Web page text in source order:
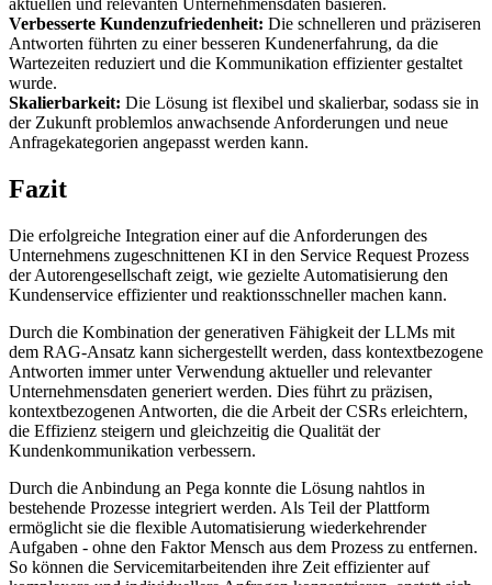
aktuellen und relevanten Unternehmensdaten basieren.
Verbesserte Kundenzufriedenheit: Die schnelleren und präziseren
Antworten führten zu einer besseren Kundenerfahrung, da die
Wartezeiten reduziert und die Kommunikation effizienter gestaltet
wurde.
Skalierbarkeit: Die Lösung ist flexibel und skalierbar, sodass sie in
der Zukunft problemlos anwachsende Anforderungen und neue
Anfragekategorien angepasst werden kann.
Fazit
Die erfolgreiche Integration einer auf die Anforderungen des
Unternehmens zugeschnittenen KI in den Service Request Prozess
der Autorengesellschaft zeigt, wie gezielte Automatisierung den
Kundenservice effizienter und reaktionsschneller machen kann.
Durch die Kombination der generativen Fähigkeit der LLMs mit
dem RAG-Ansatz kann sichergestellt werden, dass kontextbezogene
Antworten immer unter Verwendung aktueller und relevanter
Unternehmensdaten generiert werden. Dies führt zu präzisen,
kontextbezogenen Antworten, die die Arbeit der CSRs erleichtern,
die Effizienz steigern und gleichzeitig die Qualität der
Kundenkommunikation verbessern.
Durch die Anbindung an Pega konnte die Lösung nahtlos in
bestehende Prozesse integriert werden. Als Teil der Plattform
ermöglicht sie die flexible Automatisierung wiederkehrender
Aufgaben - ohne den Faktor Mensch aus dem Prozess zu entfernen.
So können die Servicemitarbeitenden ihre Zeit effizienter auf